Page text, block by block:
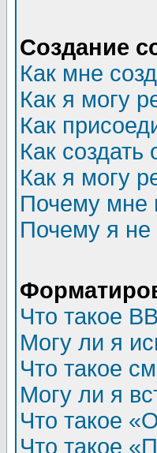
Создание
Как мне
Как я могу
Как
Как создать
Как я могу
Почему мне
Почему я не
Что такое
Могу ли я
Что такое
Могу ли я
Что такое
Что такое